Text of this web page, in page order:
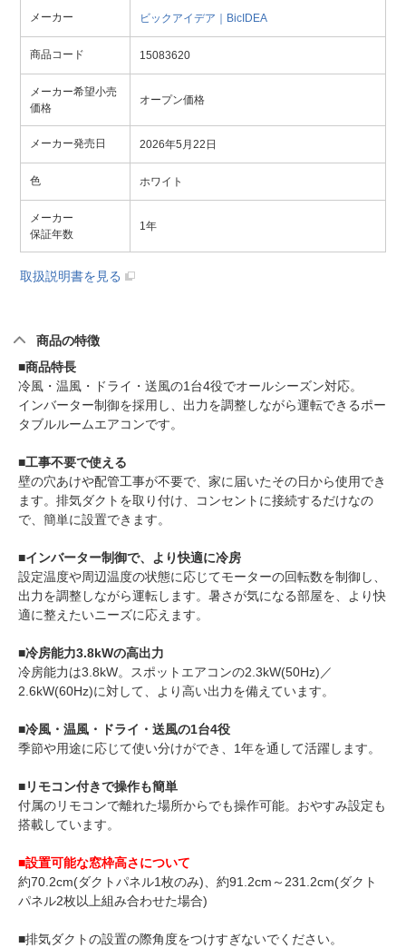
メーカー ビックアイデア｜BicIDEA
商品コード 15083620
メーカー希望小売
価格
オープン価格
メーカー発売日 2026年5月22日
色 ホワイト
メーカー
保証年数
1年
取扱説明書を見る
商品の特徴
■商品特長
冷風・温風・ドライ・送風の1台4役でオールシーズン対応。
インバーター制御を採用し、出力を調整しながら運転できるポー
タブルルームエアコンです。
■工事不要で使える
壁の穴あけや配管工事が不要で、家に届いたその日から使用でき
ます。排気ダクトを取り付け、コンセントに接続するだけなの
で、簡単に設置できます。
■インバーター制御で、より快適に冷房
設定温度や周辺温度の状態に応じてモーターの回転数を制御し、
出力を調整しながら運転します。暑さが気になる部屋を、より快
適に整えたいニーズに応えます。
■冷房能力3.8kWの高出力
冷房能力は3.8kW。スポットエアコンの2.3kW(50Hz)／
2.6kW(60Hz)に対して、より高い出力を備えています。
■冷風・温風・ドライ・送風の1台4役
季節や用途に応じて使い分けができ、1年を通して活躍します。
■リモコン付きで操作も簡単
付属のリモコンで離れた場所からでも操作可能。おやすみ設定も
搭載しています。
■設置可能な窓枠高さについて
約70.2cm(ダクトパネル1枚のみ)、約91.2cm～231.2cm(ダクト
パネル2枚以上組み合わせた場合)
■排気ダクトの設置の際角度をつけすぎないでください。